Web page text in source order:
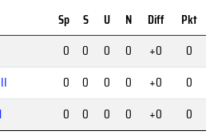
Sp S U N Diff
Pkt
0 0 0 0 +0
0
0 0 0 0 +0
0
0 0 0 0 +0
0